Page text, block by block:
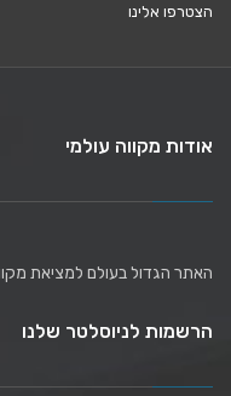
הצטרפו אלינו
אודות מקווה עולמי
האתר הגדול בעולם למציאת
הרשמות לניוסלטר שלנו